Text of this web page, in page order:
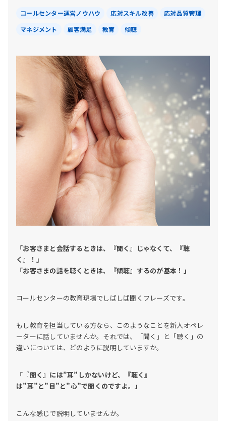
コールセンター運営ノウハウ 応対スキル改善
応対品質管理
マネジメント
顧客満足 教育 傾聴
「お客さまと会話するときは、『聞く』じゃなくて、『聴
く』！」
「お客さまの話を聴くときは、『傾聴』するのが基本！」
コールセンターの教育現場でしばしば聞くフレーズです。
もし教育を担当している方なら、このようなことを新人オペレ
ーターに話していませんか。それでは、「聞く」と「聴く」の
違いについては、どのように説明していますか。
「『聞く』には”耳”しかないけど、『聴く』
は”耳”と”目”と”心”で聞くのですよ。」
こんな感じで説明していませんか。